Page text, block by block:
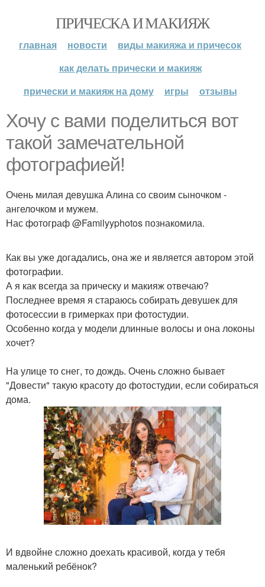
ПРИЧЕСКА И МАКИЯЖ
главная новости
виды макияжа и причесок
как делать прически и макияж
прически и макияж на дому
игры отзывы
Хочу с вами поделиться вот
такой замечательной
фотографией!
Очень милая девушка Алина со своим сыночком -
ангелочком и мужем.
Нас фотограф @Familyyphotos познакомила.
Как вы уже догадались, она же и является автором этой
фотографии.
А я как всегда за прическу и макияж отвечаю?
Последнее время я стараюсь собирать девушек для
фотосессии в гримерках при фотостудии.
Особенно когда у модели длинные волосы и она локоны
хочет?
На улице то снег, то дождь. Очень сложно бывает
"Довести" такую красоту до фотостудии, если собираться
дома.
И вдвойне сложно доехать красивой, когда у тебя
маленький ребёнок?